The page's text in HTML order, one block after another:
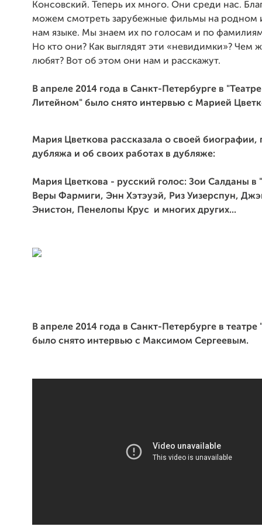
Консовский. Теперь их много. Они среди нас.
можем смотреть зарубежные фильмы на родном
нам языке. Мы знаем их по голосам и по
Но кто они? Как выглядят эти «невидимки»? Чем
любят? Вот об этом они нам и расскажут.
В апреле 2014 года в Санкт-Петербурге в
Литейном" было снято интервью c Марией
Мария Цветкова рассказала о своей биографии,
дубляжа и об своих работах в дубляже:
Мария Цветкова - русский голос: Зои Салданы в
Веры Фармиги, Энн Хэтэуэй, Риз Уизерспун,
Энистон, Пенелопы Крус и многих других...
В апреле 2014 года в Санкт-Петербурге в театре
было снято интервью c Максимом Сергеевым.